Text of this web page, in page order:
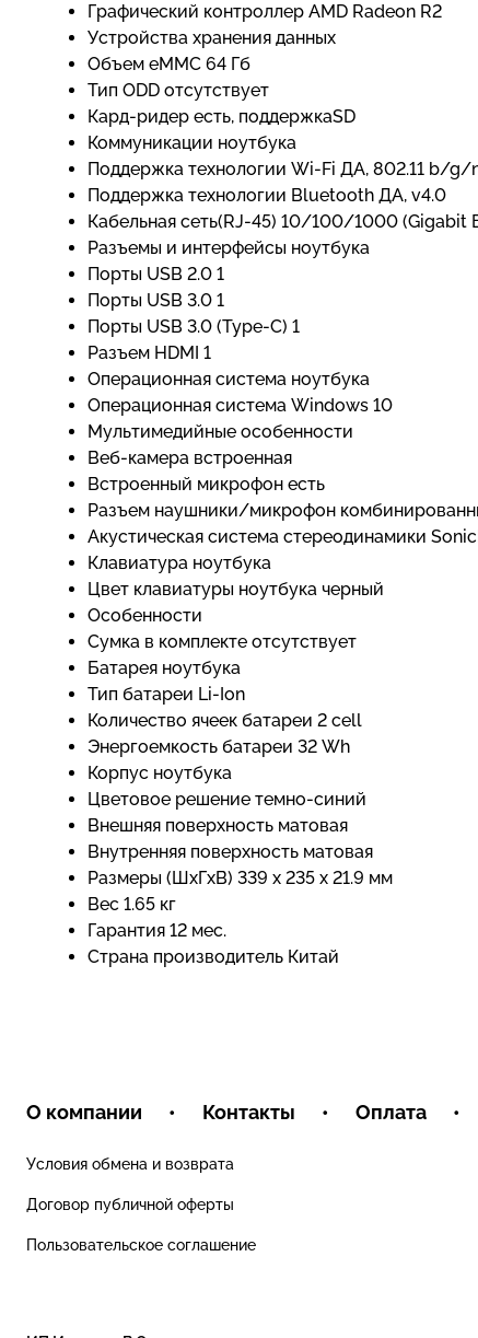
Графический контроллер AMD Radeon R2
Устройства хранения данных
Объем eMMC 64 Гб
Тип ODD отсутствует
Кард-ридер есть, поддержкаSD
Коммуникации ноутбука
Поддержка технологии Wi-Fi ДА, 802.11 b/g/
Поддержка технологии Bluetooth ДА, v4.0
Кабельная сеть(RJ-45) 10/100/1000
Разъемы и интерфейсы ноутбука
Порты USB 2.0 1
Порты USB 3.0 1
Порты USB 3.0 (Type-C) 1
Разъем HDMI 1
Операционная система ноутбука
Операционная система Windows 10
Мультимедийные особенности
Веб-камера встроенная
Встроенный микрофон есть
Разъем наушники/микрофон
Акустическая система стереодинамики
Клавиатура ноутбука
Цвет клавиатуры ноутбука черный
Особенности
Сумка в комплекте отсутствует
Батарея ноутбука
Тип батареи Li-Ion
Количество ячеек батареи 2 cell
Энергоемкость батареи 32 Wh
Корпус ноутбука
Цветовое решение темно-синий
Внешняя поверхность матовая
Внутренняя поверхность матовая
Размеры (ШхГхВ) 339 х 235 х 21.9 мм
Вес 1.65 кг
Гарантия 12 мес.
Страна производитель Китай
О компании • Контакты • Оплата •
Условия обмена и возврата
Договор публичной оферты
Пользовательское соглашение